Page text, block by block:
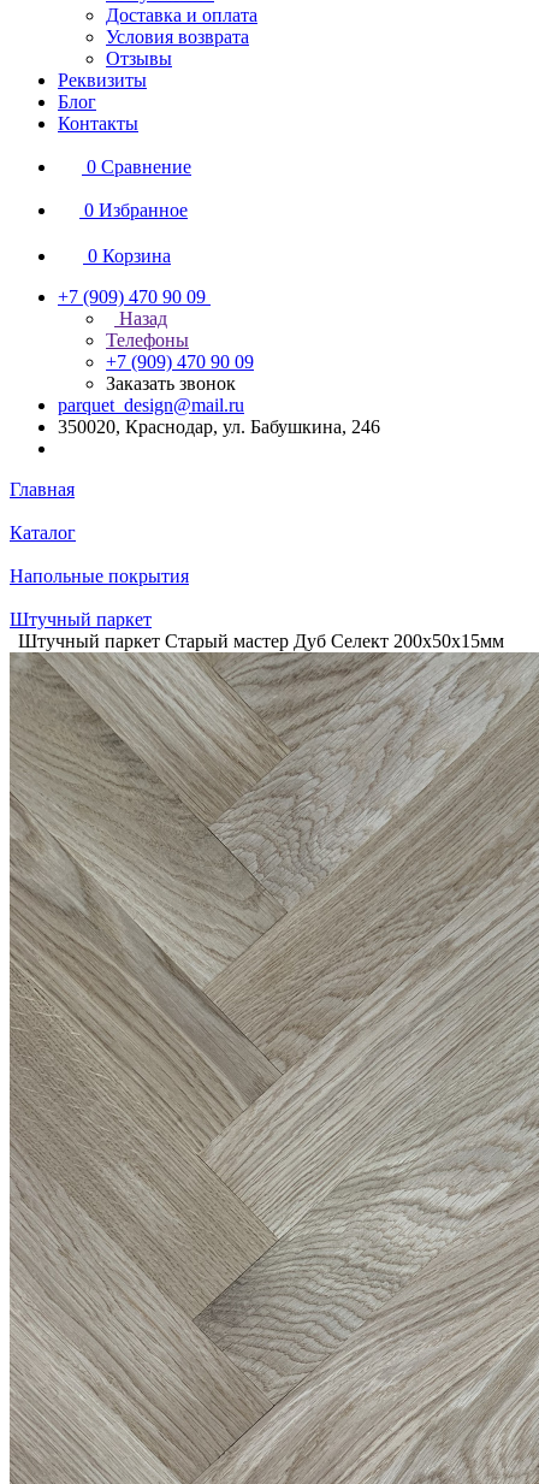
Доставка и оплата
Условия возврата
Отзывы
Реквизиты
Блог
Контакты
0 Сравнение
0 Избранное
0 Корзина
+7 (909) 470 90 09
Назад
Телефоны
+7 (909) 470 90 09
Заказать звонок
parquet_design@mail.ru
350020, Краснодар, ул. Бабушкина, 246
Главная
Каталог
Напольные покрытия
Штучный паркет
Штучный паркет Старый мастер Дуб Селект 200х50х15мм